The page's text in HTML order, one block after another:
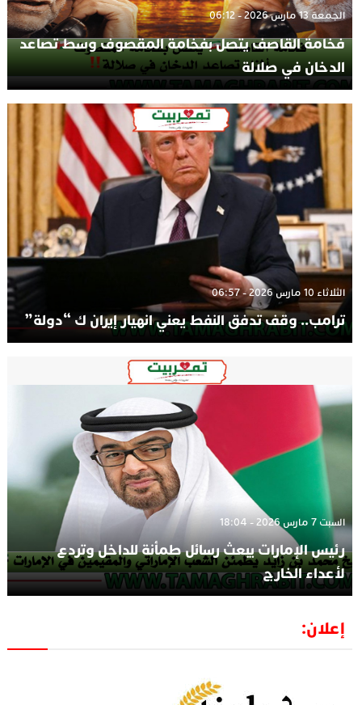
الجمعة 13 مارس 2026 - 06:12
فخامة القاصف يتصل بفخامة المقصوف وسط تصاعد
الدخان في صلالة
الثلاثاء 10 مارس 2026 - 06:57
ترامب.. وقف تدفق النفط يعني انهيار إيران ك “دولة”
السبت 7 مارس 2026 - 18:04
رئيس الإمارات يبعث رسائل طمأنة للداخل وتردع
لأعداء الخارج
إعلان: